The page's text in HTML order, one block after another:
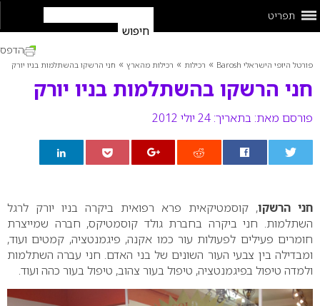
תפריט
פורטל היופי הישראלי Barosh » רכילות » רכילות מהארץ » חני הרשקו בהשתלמות בניו יורק
חני הרשקו בהשתלמות בניו יורק
פורסם מאת: בתאריך: 24 יולי 2012
הדפס
חני הרשקו, קוסמטיקאית פרא רפואית ביקרה בניו יורק לרגל
השתלמות. חני ביקרה בחברת גולד קוסמטיקס, חברה שמייצרת
חומרים פעילים לפעולות עור כמו אקנה, פיגמנטציה, קמטים ועוד,
ומבדילה בין צבעי העור השונים של בני האדם. חני עברה השתלמות
ולמדה טיפול בפיגמנטציה, טיפול בעור צהוב, טיפול בעור כהה ועוד.